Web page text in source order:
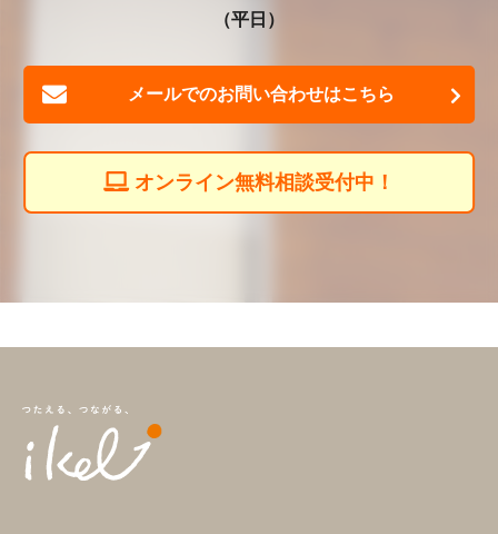
（平日）
メールでのお問い合わせはこちら
オンライン無料相談受付中！